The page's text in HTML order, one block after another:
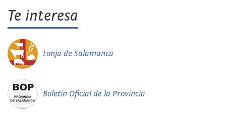
Te interesa
Lonja de Salamanca
Boletín Oficial de la Provincia